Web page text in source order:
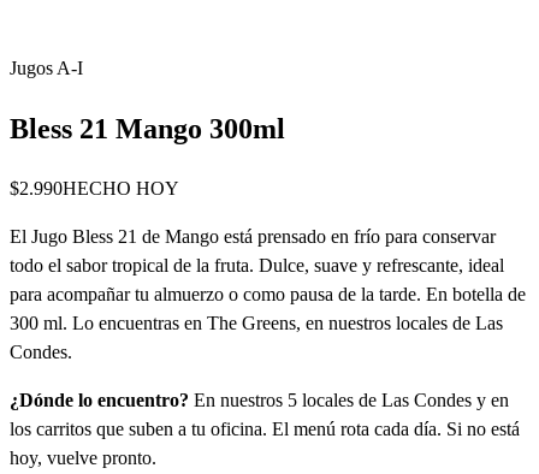
Jugos A-I
Bless 21 Mango 300ml
$2.990HECHO HOY
El Jugo Bless 21 de Mango está prensado en frío para conservar
todo el sabor tropical de la fruta. Dulce, suave y refrescante, ideal
para acompañar tu almuerzo o como pausa de la tarde. En botella de
300 ml. Lo encuentras en The Greens, en nuestros locales de Las
Condes.
¿Dónde lo encuentro? En nuestros 5 locales de Las Condes y en
los carritos que suben a tu oficina. El menú rota cada día. Si no está
hoy, vuelve pronto.